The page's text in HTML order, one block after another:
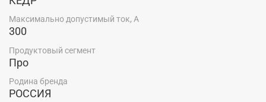
Комплектация:
Вставка — 1 шт.
Максимально допустимый ток, А
300
Продуктовый сегмент
Про
Родина бренда
РОССИЯ